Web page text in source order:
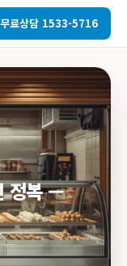
료상담 1533-5716
정복 —